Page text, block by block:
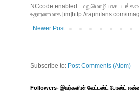
NCcode enabled...மறுமொழியாக
உதாரணமாக [im]http://rajinifans.com/
Newer Post
Subscribe to: Post Comments (Atom)
Followers- இவர்களின் லேட்டஸ்ட் போஸ்ட்